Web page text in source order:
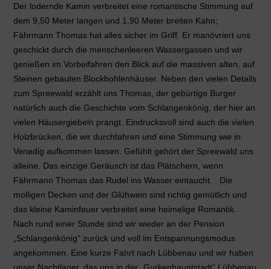
Der lodernde Kamin verbreitet eine romantische Stimmung auf
dem 9,50 Meter langen und 1,90 Meter breiten Kahn;
Fährmann Thomas hat alles sicher im Griff. Er manövriert uns
geschickt durch die menschenleeren Wassergassen und wir
genießen im Vorbeifahren den Blick auf die massiven alten, auf
Steinen gebauten Blockbohlenhäuser. Neben den vielen Details
zum Spreewald erzählt uns Thomas, der gebürtige Burger
natürlich auch die Geschichte vom Schlangenkönig, der hier an
vielen Häusergiebeln prangt. Eindrucksvoll sind auch die vielen
Holzbrücken, die wir durchfahren und eine Stimmung wie in
Venedig aufkommen lassen. Gefühlt gehört der Spreewald uns
alleine. Das einzige Geräusch ist das Plätschern, wenn
Fährmann Thomas das Rudel ins Wasser eintaucht. . Die
molligen Decken und der Glühwein sind richtig gemütlich und
das kleine Kaminfeuer verbreitet eine heimelige Romantik.
Nach rund einer Stunde sind wir wieder an der Pension
„Schlangenkönig“ zurück und voll im Entspannungsmodus
angekommen. Eine kurze Fahrt nach Lübbenau und wir haben